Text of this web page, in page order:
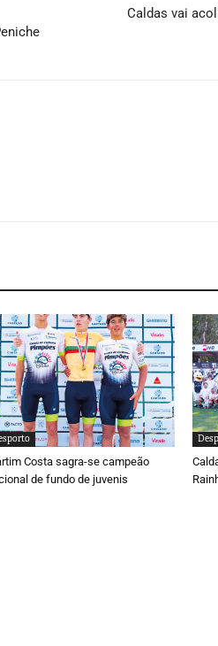
Caldas vai
Costa sagra-se campeão
de fundo de juvenis